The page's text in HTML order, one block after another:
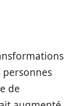
personnes
de